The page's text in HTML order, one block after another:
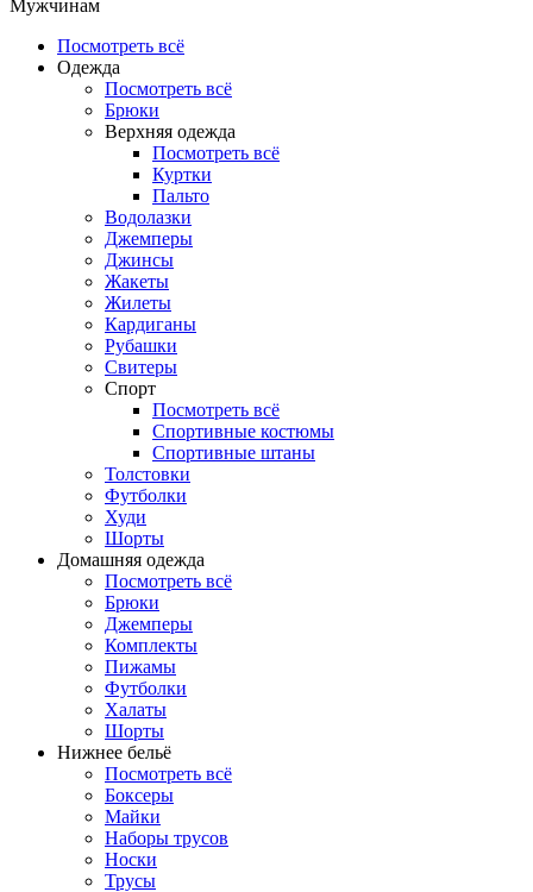
Мужчинам
Посмотреть всё
Одежда
Посмотреть всё
Брюки
Верхняя одежда
Посмотреть всё
Куртки
Пальто
Водолазки
Джемперы
Джинсы
Жакеты
Жилеты
Кардиганы
Рубашки
Свитеры
Спорт
Посмотреть всё
Спортивные костюмы
Спортивные штаны
Толстовки
Футболки
Худи
Шорты
Домашняя одежда
Посмотреть всё
Брюки
Джемперы
Комплекты
Пижамы
Футболки
Халаты
Шорты
Нижнее бельё
Посмотреть всё
Боксеры
Майки
Наборы трусов
Носки
Трусы